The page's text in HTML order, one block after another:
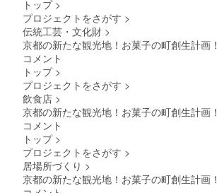
トップ >
プロジェクトをさがす >
伝統工芸・文化財 >
京都の新たな観光地！お菓子の町創生計画！
コメント
トップ >
プロジェクトをさがす >
飲食店 >
京都の新たな観光地！お菓子の町創生計画！
コメント
トップ >
プロジェクトをさがす >
居場所づくり >
京都の新たな観光地！お菓子の町創生計画！